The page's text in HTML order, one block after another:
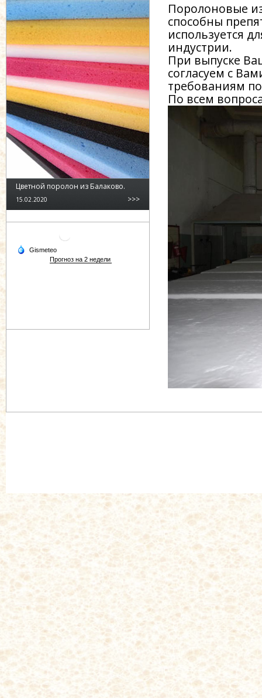
Поролоновые
способны
используется
индустрии.
При выпуске
согласуем с
требованиям
По всем
Цветной поролон из Балаково.
15.02.2020 >>>